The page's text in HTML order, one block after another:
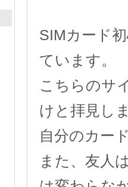
SIMカード
ています。
こちらのサ
けと拝見し
自分のカー
また、友人